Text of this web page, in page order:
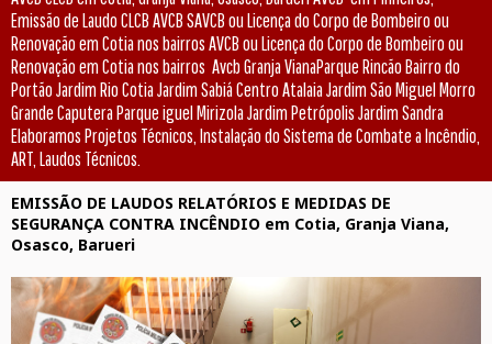
Emissão de Laudo CLCB AVCB SAVCB ou Licença do Corpo de Bombeiro ou
Renovação em Cotia nos bairros AVCB ou Licença do Corpo de Bombeiro ou
Renovação em Cotia nos bairros Avcb Granja VianaParque Rincão Bairro do
Portão Jardim Rio Cotia Jardim Sabiá Centro Atalaia Jardim São Miguel Morro
Grande Caputera Parque iguel Mirizola Jardim Petrópolis Jardim Sandra
Elaboramos Projetos Técnicos, Instalação do Sistema de Combate a Incêndio,
ART, Laudos Técnicos.
EMISSÃO DE LAUDOS RELATÓRIOS E MEDIDAS DE
SEGURANÇA CONTRA INCÊNDIO em Cotia, Granja Viana,
Osasco, Barueri